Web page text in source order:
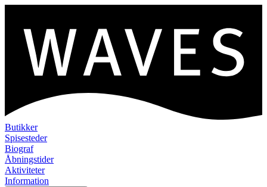
Butikker
Spisesteder
Biograf
Åbningstider
Aktiviteter
Information